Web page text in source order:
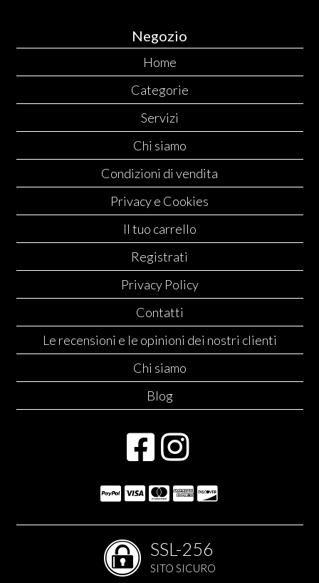
Negozio
Home
Categorie
Servizi
Chi siamo
Condizioni di vendita
Privacy e Cookies
Il tuo carrello
Registrati
Privacy Policy
Contatti
Le recensioni e le opinioni dei nostri clienti
Chi siamo
Blog
SSL-256
SITO SICURO